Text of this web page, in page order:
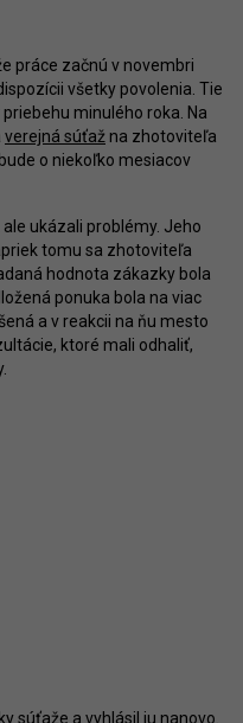
práce začnú v novembri
všetky povolenia. Tie
minulého roka. Na
verejná súťaž na zhotoviteľa
o niekoľko mesiacov
ukázali problémy. Jeho
tomu sa zhotoviteľa
hodnota zákazky bola
ponuka bola na viac
a v reakcii na ňu mesto
ktoré mali odhaliť,
súťaže a vyhlásil ju nanovo.